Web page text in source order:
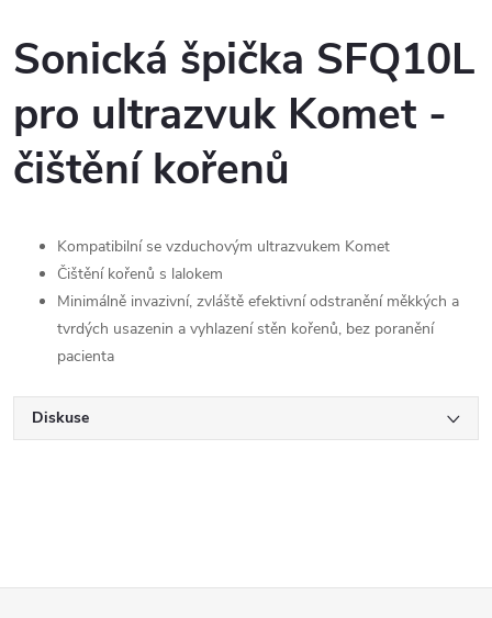
Sonická špička SFQ10L
pro ultrazvuk Komet -
čištění kořenů
Kompatibilní se vzduchovým ultrazvukem Komet
Čištění kořenů s lalokem
Minimálně invazivní, zvláště efektivní odstranění měkkých a
tvrdých usazenin a vyhlazení stěn kořenů, bez poranění
pacienta
Diskuse